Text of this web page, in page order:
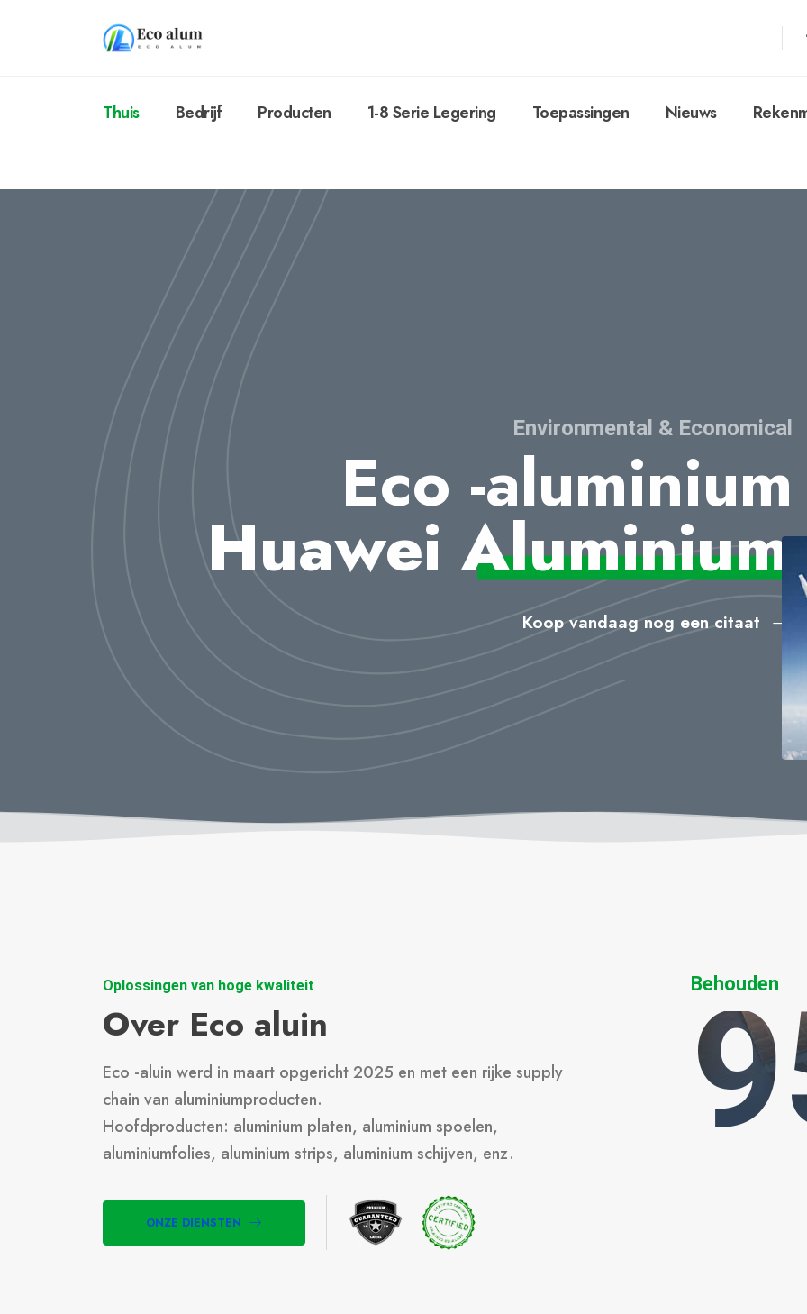
Thuis Bedrijf Producten 1-8 Serie Legering Toepassingen Nieuws
Environmental & Economical
Eco -aluminium
HuaweiAluminium
Koop vandaag nog een citaat
Oplossingen van hoge kwaliteit
Over Eco aluin
Eco -aluin werd in maart opgericht 2025 en met een rijke supply
chain van aluminiumproducten.
Hoofdproducten: aluminium platen, aluminium spoelen,
aluminiumfolies, aluminium strips, aluminium schijven, enz.
ONZE DIENSTEN
Behouden